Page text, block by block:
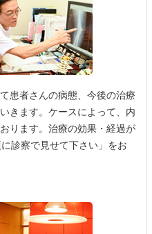
患者さんの病態、今後の治療
きます。ケースによって、内
ります。治療の効果・経過が
診察で見せて下さい」をお